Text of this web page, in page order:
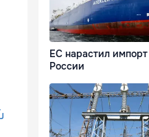
ЕС нарастил
России